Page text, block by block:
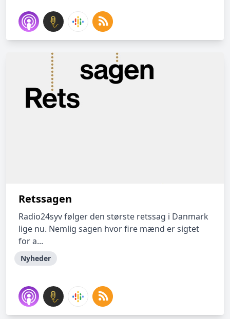
Retssagen
Radio24syv følger den største retssag i Danmark
lige nu. Nemlig sagen hvor fire mænd er sigtet
for a...
Nyheder